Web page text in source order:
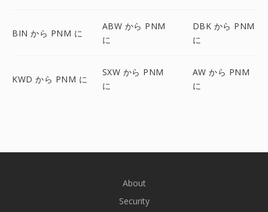
BIN から PNM に
ABW から PNM
に
DBK から PNM
に
KWD から PNM に
SXW から PNM
に
AW から PNM
に
About
Security